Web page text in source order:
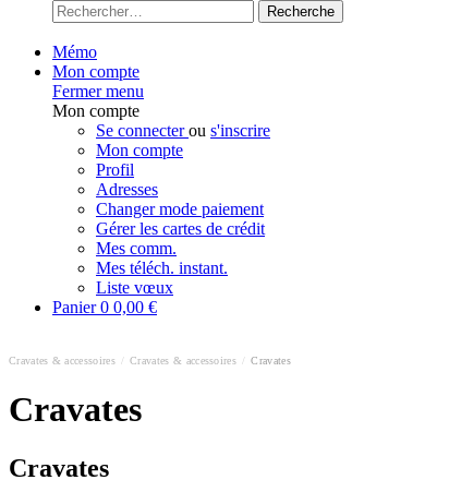
Recherche
Mémo
Mon compte
Fermer menu
Mon compte
Se connecterou s'inscrire
Mon compte
Profil
Adresses
Changer mode paiement
Gérer les cartes de crédit
Mes comm.
Mes téléch. instant.
Liste vœux
Panier0 0,00 €
Cravates & accessoires Cravates & accessoires Cravates
Cravates
Cravates